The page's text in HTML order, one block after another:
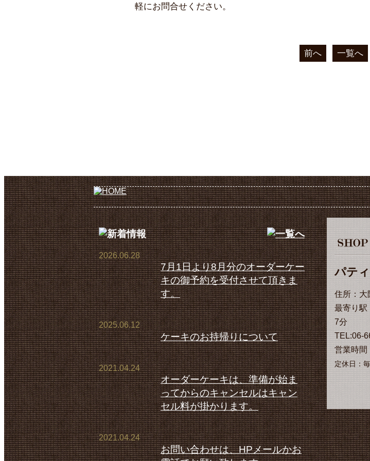
軽にお問合せください。
前へ 一覧へ
2026.06.28
7月1日より8月分のオーダーケー
キの御予約を受付させて頂きま
す。
2025.06.12
ケーキのお持帰りについて
2021.04.24
オーダーケーキは、準備が始ま
ってからのキャンセルはキャン
セル料が掛かります。
2021.04.24
お問い合わせは、HPメールかお
パテ
住所：大
最寄り駅
7分
TEL:06-
営業時間
定休日：